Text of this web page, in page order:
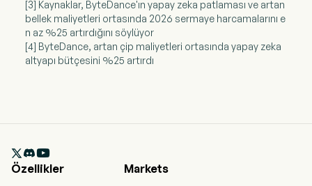
[3] Kaynaklar, ByteDance'ın yapay zeka patlaması ve artan
bellek maliyetleri ortasında 2026 sermaye harcamalarını e
n az %25 artırdığını söylüyor
[4] ByteDance, artan çip maliyetleri ortasında yapay zeka
altyapı bütçesini %25 artırdı

Özellikler
Markets